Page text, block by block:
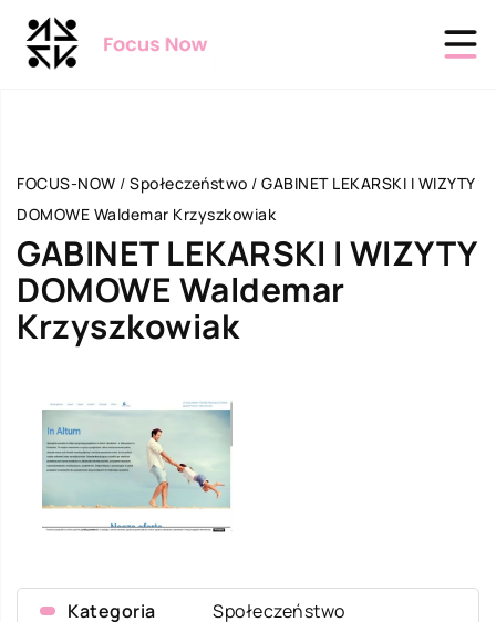
FOCUS-NOW / Społeczeństwo / GABINET LEKARSKI I WIZYTY
DOMOWE Waldemar Krzyszkowiak
GABINET LEKARSKI I WIZYTY
DOMOWE Waldemar
Krzyszkowiak
Kategoria
Społeczeństwo